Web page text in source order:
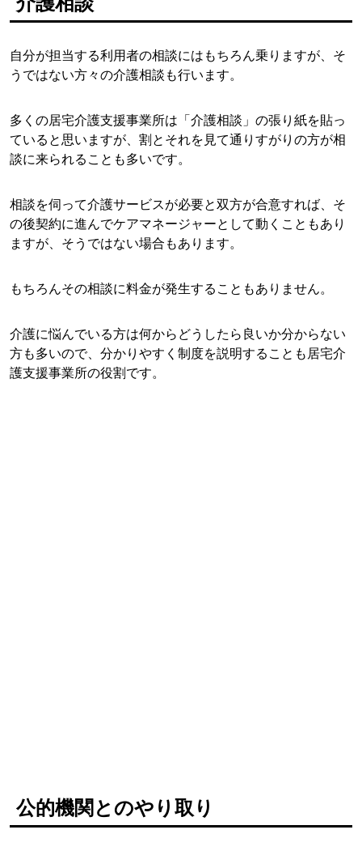
自分が担当する利用者の相談にはもちろん乗りますが、そ
うではない方々の介護相談も行います。
多くの居宅介護支援事業所は「介護相談」の張り紙を貼っ
ていると思いますが、割とそれを見て通りすがりの方が相
談に来られることも多いです。
相談を伺って介護サービスが必要と双方が合意すれば、そ
の後契約に進んでケアマネージャーとして動くこともあり
ますが、そうではない場合もあります。
もちろんその相談に料金が発生することもありません。
介護に悩んでいる方は何からどうしたら良いか分からない
方も多いので、分かりやすく制度を説明することも居宅介
護支援事業所の役割です。
公的機関とのやり取り